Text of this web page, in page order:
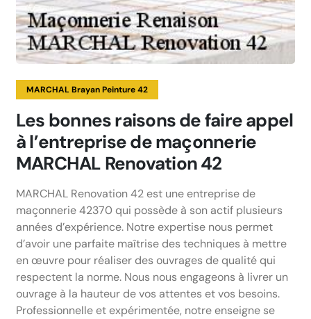
MARCHAL Brayan Peinture 42
Les bonnes raisons de faire appel
à l’entreprise de maçonnerie
MARCHAL Renovation 42
MARCHAL Renovation 42 est une entreprise de
maçonnerie 42370 qui possède à son actif plusieurs
années d’expérience. Notre expertise nous permet
d’avoir une parfaite maîtrise des techniques à mettre
en œuvre pour réaliser des ouvrages de qualité qui
respectent la norme. Nous nous engageons à livrer un
ouvrage à la hauteur de vos attentes et vos besoins.
Professionnelle et expérimentée, notre enseigne se